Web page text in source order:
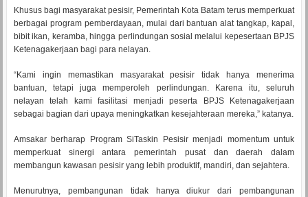
Khusus bagi masyarakat pesisir, Pemerintah Kota Batam terus memperkuat
berbagai program pemberdayaan, mulai dari bantuan alat tangkap, kapal,
bibit ikan, keramba, hingga perlindungan sosial melalui kepesertaan BPJS
Ketenagakerjaan bagi para nelayan.
“Kami ingin memastikan masyarakat pesisir tidak hanya menerima
bantuan, tetapi juga memperoleh perlindungan. Karena itu, seluruh
nelayan telah kami fasilitasi menjadi peserta BPJS Ketenagakerjaan
sebagai bagian dari upaya meningkatkan kesejahteraan mereka,” katanya.
Amsakar berharap Program SiTaskin Pesisir menjadi momentum untuk
memperkuat sinergi antara pemerintah pusat dan daerah dalam
membangun kawasan pesisir yang lebih produktif, mandiri, dan sejahtera.
Menurutnya, pembangunan tidak hanya diukur dari pembangunan